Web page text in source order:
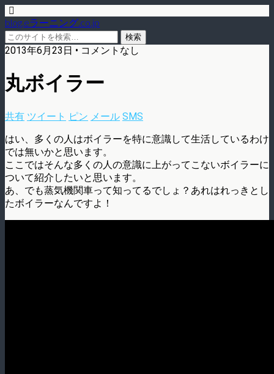
blog.eラーニング.co.jp
2013年6月23日 • コメントなし
丸ボイラー
共有 ツイート ピン メール SMS
はい、多くの人はボイラーを特に意識して生活しているわけ
では無いかと思います。
ここではそんな多くの人の意識に上がってこないボイラーに
ついて紹介したいと思います。
あ、でも蒸気機関車って知ってるでしょ？あれはれっきとし
たボイラーなんですよ！